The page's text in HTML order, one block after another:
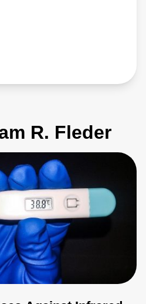
R. Fleder